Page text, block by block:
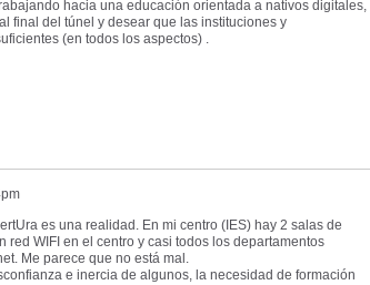
hacia una educación orientada a nativos digitales,
final del túnel y desear que las instituciones y
(en todos los aspectos) .
es una realidad. En mi centro (IES) hay 2 salas de
WIFI en el centro y casi todos los departamentos
Me parece que no está mal.
e inercia de algunos, la necesidad de formación